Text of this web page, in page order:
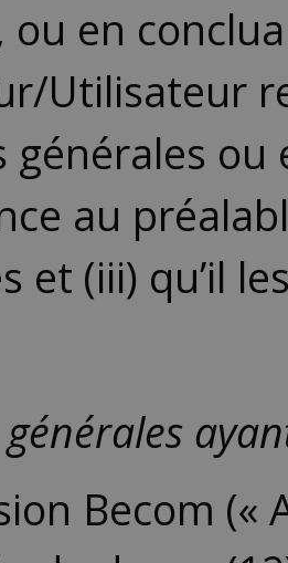
ou en
Utilisateur
générales
au
et (iii) qu’il
Becom